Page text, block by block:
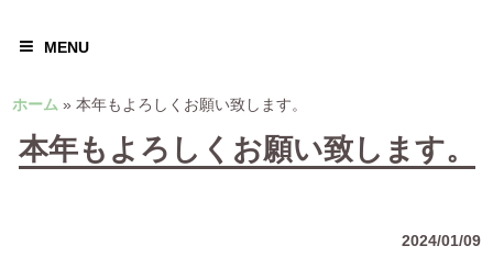
MENU
ホーム »本年もよろしくお願い致します。
本年もよろしくお願い致します。
2024/01/09